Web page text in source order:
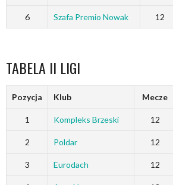
6 Szafa Premio Nowak 12
TABELA II LIGI
Pozycja Klub Mecze
1 Kompleks Brzeski 12
2 Poldar 12
3 Eurodach 12